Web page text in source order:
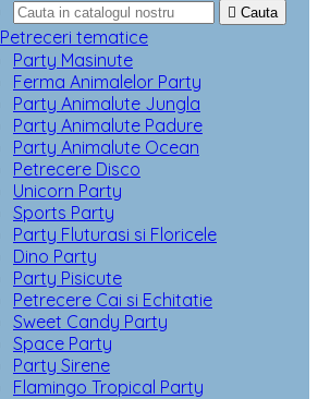
 Cauta
Petreceri tematice
Party Masinute
Ferma Animalelor Party
Party Animalute Jungla
Party Animalute Padure
Party Animalute Ocean
Petrecere Disco
Unicorn Party
Sports Party
Party Fluturasi si Floricele
Dino Party
Party Pisicute
Petrecere Cai si Echitatie
Sweet Candy Party
Space Party
Party Sirene
Flamingo Tropical Party